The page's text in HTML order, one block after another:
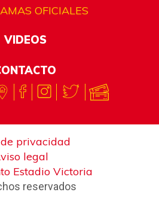
OFICIALES
VIDEOS
privacidad
legal
Estadio Victoria
reservados